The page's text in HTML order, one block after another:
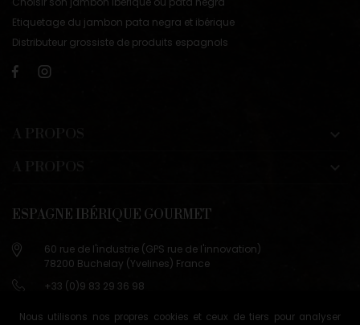
Nous utilisons nos propres cookies et ceux de tiers pour analyser
Etiquetage du jambon pata negra et ibérique
Distributeur grossiste de produits espagnols
ESPAGNE IBÉRIQUE GOURMET
60 rue de l'industrie (GPS rue de l'innovation)
78200 Buchelay (Yvelines) France
+33 (0)9 83 29 36 98